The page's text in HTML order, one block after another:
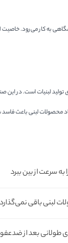
به کار می‌رود.
تولید لبنیات است. در
محصولات لبنی باعث
سرعت از بین ببرد
لبنی باقی نمی‌گذارد
بعد از